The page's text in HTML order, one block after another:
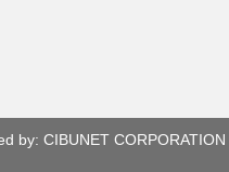
by: CIBUNET CORPORATION